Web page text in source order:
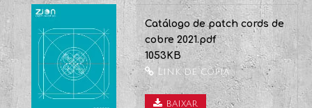
13000KB
Link de cópia
baixar